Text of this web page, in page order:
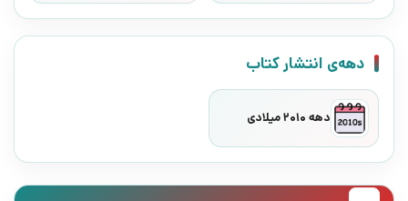
دهه‌ی انتشار کتاب
دهه 2010 میلادی